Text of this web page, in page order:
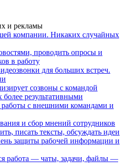
и рекламы
компании. Никаких случайных
проводить опросы и
в работу
для больших встреч.
созвоны с командой
более результативными
работы с внешними командами и
и сбор мнений сотрудников
писать тексты, обсуждать идеи
защиты рабочей информации и
работа — чаты, задачи, файлы —